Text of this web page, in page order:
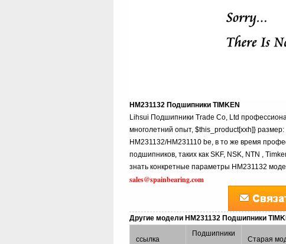
HM231132 Подшипники TIMKEN
Lihsui Подшипники Trade Co, Ltd
многолетний опыт, $this_product[xxh]}
HM231132/HM231110 be, в то же время
подшипников, таких как SKF, NSK, NTN ,
знать конкретные параметры HM231132
sales@spainbearing.com
Другие модели HM231132 Подшипники
ссылка
Подшипники
Старая